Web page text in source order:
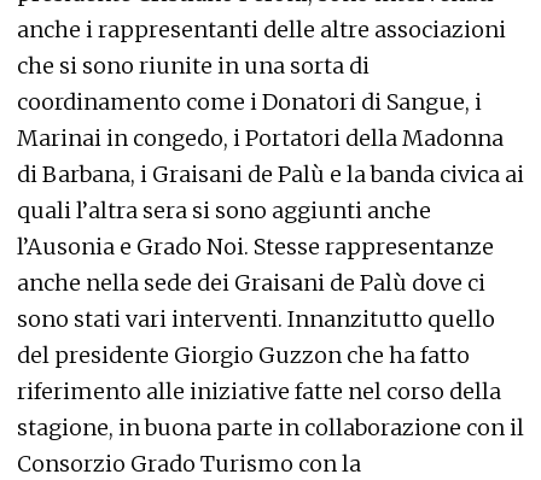
anche i rappresentanti delle altre associazioni
che si sono riunite in una sorta di
coordinamento come i Donatori di Sangue, i
Marinai in congedo, i Portatori della Madonna
di Barbana, i Graisani de Palù e la banda civica ai
quali l’altra sera si sono aggiunti anche
l’Ausonia e Grado Noi. Stesse rappresentanze
anche nella sede dei Graisani de Palù dove ci
sono stati vari interventi. Innanzitutto quello
del presidente Giorgio Guzzon che ha fatto
riferimento alle iniziative fatte nel corso della
stagione, in buona parte in collaborazione con il
Consorzio Grado Turismo con la